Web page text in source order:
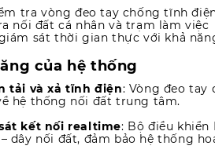
tra vòng đeo tay chống tĩnh
nối đất cá nhân và trạm làm việc
sát thời gian thực với khả
của hệ thống
tải và xả tĩnh điện: Vòng đeo
hệ thống nối đất trung tâm.
kết nối realtime: Bộ điều
dây nối đất, đảm bảo hệ thống